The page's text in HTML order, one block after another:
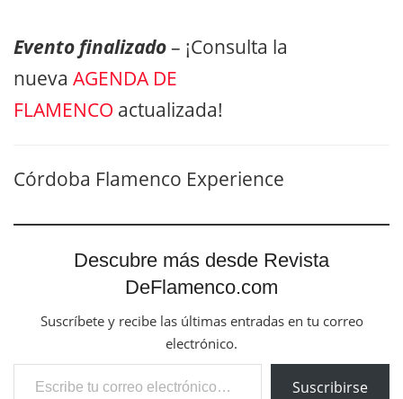
Evento finalizado– ¡Consulta la
nueva AGENDA DE
FLAMENCO actualizada!
Córdoba Flamenco Experience
Descubre más desde Revista
DeFlamenco.com
Suscríbete y recibe las últimas entradas en tu correo
electrónico.
Escribe tu correo electrónico…
Suscribirse